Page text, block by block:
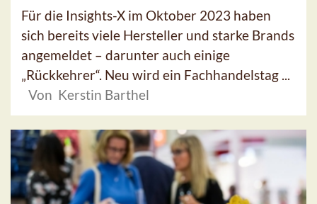
Für die Insights-X im Oktober 2023 haben
sich bereits viele Hersteller und starke Brands
angemeldet – darunter auch einige
„Rückkehrer“. Neu wird ein Fachhandelstag ...
Von Kerstin Barthel